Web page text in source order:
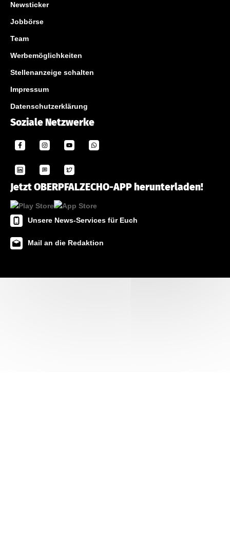
Newsticker
Jobbörse
Team
Werbemöglichkeiten
Stellenanzeige schalten
Impressum
Datenschutzerklärung
Soziale Netzwerke
Jetzt OBERPFALZECHO-APP herunterladen!
Unsere News-Services für Euch
Mail an die Redaktion